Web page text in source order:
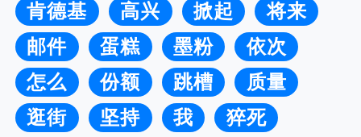
肯德基 高兴 掀起
将来
邮件
蛋糕 墨粉
依次
怎么
份额 跳槽
质量
逛街
坚持 我
猝死